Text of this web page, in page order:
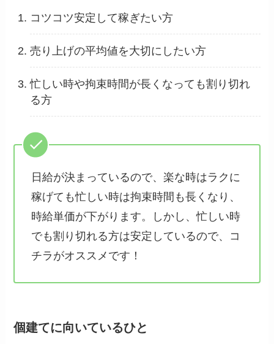
コツコツ安定して稼ぎたい方
売り上げの平均値を大切にしたい方
忙しい時や拘束時間が長くなっても割り切れ
る方
日給が決まっているので、楽な時はラクに
稼げても忙しい時は拘束時間も長くなり、
時給単価が下がります。しかし、忙しい時
でも割り切れる方は安定しているので、コ
チラがオススメです！
個建てに向いているひと